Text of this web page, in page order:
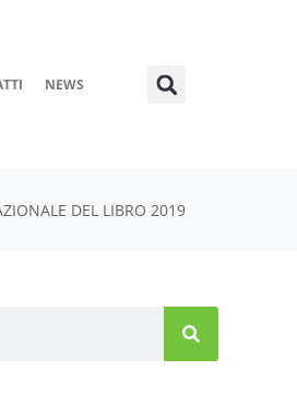
NEWS
DEL LIBRO 2019